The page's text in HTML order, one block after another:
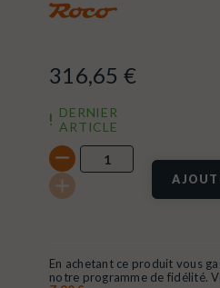
316,65 €
DERNIER
ARTICLE
En achetant ce produit vous
notre programme de fidélité.